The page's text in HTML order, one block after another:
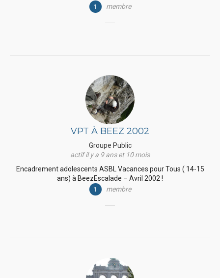
1 membre
VPT À BEEZ 2002
Groupe Public
actif il y a 9 ans et 10 mois
Encadrement adolescents ASBL Vacances pour Tous ( 14-15
ans) à BeezEscalade – Avril 2002 !
1 membre